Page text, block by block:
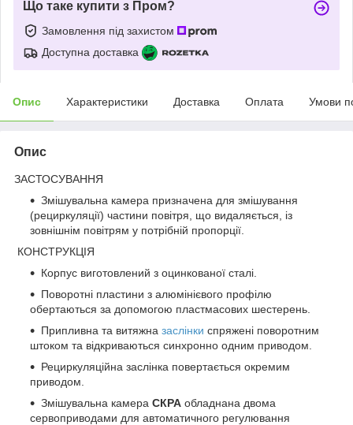
Що таке купити з Пром?
Замовлення під захистом
Доступна доставка
Опис Характеристики Доставка Оплата Умови
Опис
ЗАСТОСУВАННЯ
Змішувальна камера призначена для змішування
(рециркуляції) частини повітря, що видаляється, із
зовнішнім повітрям у потрібній пропорції.
КОНСТРУКЦІЯ
Корпус виготовлений з оцинкованої сталі.
Поворотні пластини з алюмінієвого профілю
обертаються за допомогою пластмасових шестерень.
Припливна та витяжна заслінки спряжені поворотним
штоком та відкриваються синхронно одним приводом.
Рециркуляційна заслінка повертається окремим
приводом.
Змішувальна камера СКРА обладнана двома
сервоприводами для автоматичного регулювання